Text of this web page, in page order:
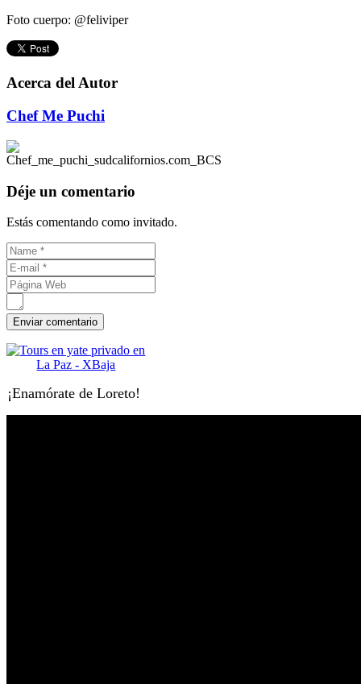
Foto cuerpo: @feliviper
Acerca del Autor
Chef Me Puchi
Déje un comentario
Estás comentando como invitado.
¡Enamórate de Loreto!